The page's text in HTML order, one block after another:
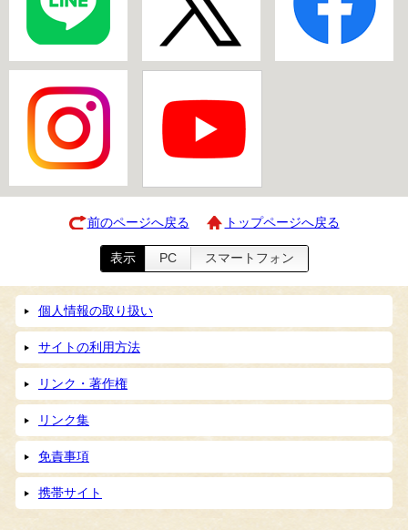
前のページへ戻る トップページへ戻る
表示 PC スマートフォン
個人情報の取り扱い
サイトの利用方法
リンク・著作権
リンク集
免責事項
携帯サイト